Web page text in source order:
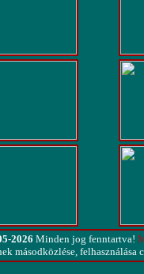
2026 Minden jog fenntartva!
másodközlése, felhasználása